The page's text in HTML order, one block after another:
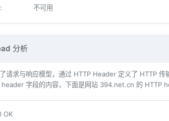
: 不可用
分析
请求与响应模型，通过 HTTP Header 定义了 HTTP
header 字段的内容，下面是网站 394.net.cn 的 HTTP
OK